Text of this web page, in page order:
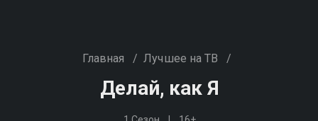
Главная / Лучшее на ТВ /
Делай, как Я